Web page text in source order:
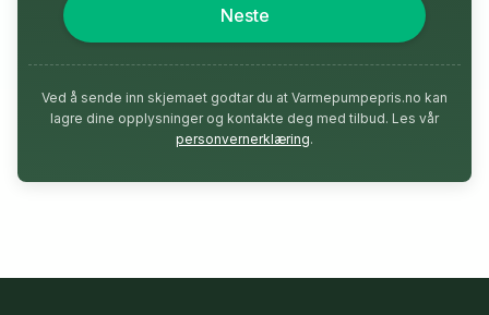
Neste
Ved å sende inn skjemaet godtar du at Varmepumpepris.no kan
lagre dine opplysninger og kontakte deg med tilbud. Les vår
personvernerklæring.